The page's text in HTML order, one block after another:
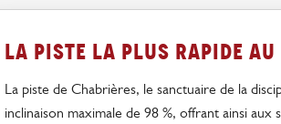
la piste la plus rapide au
La piste de Chabrières, le sanctuaire de la
inclinaison maximale de 98 %, offrant ainsi aux